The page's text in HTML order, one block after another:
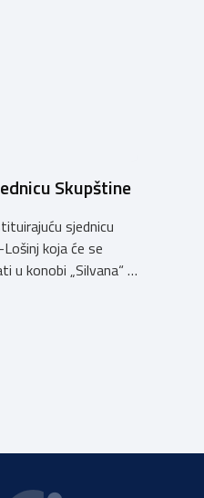
Skupštine
sjednicu
koja će se
u konobi „Silvana“ u